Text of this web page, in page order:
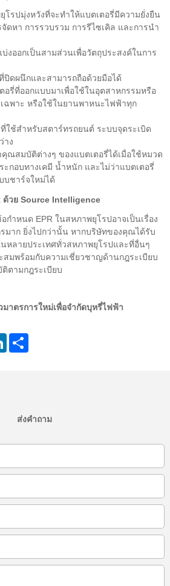
โรปมุ่งหวังที่จะทำให้แบตเตอรี่มีความยั่งยืน
ดหา การรวบรวม การรีไซเคิล และการนำ
งออกเป็นสามส่วนเพื่อวัตถุประสงค์ในการ
ปิดผนึกและสามารถถือด้วยมือได้
อรี่ที่ออกแบบมาเพื่อใช้ในอุตสาหกรรมหรือ
ฉพาะ หรือใช้ในยานพาหนะไฟฟ้าทุก
ใช้สำหรับสตาร์ทรถยนต์ ระบบจุดระเบิด
าง
ณสมบัติต่างๆ ของแบตเตอรี่ได้เมื่อใช้หมวด
ะกอบทางเคมี น้ำหนัก และไม่ว่าแบตเตอรี่
บชาร์จใหม่ได้
ด้วย Source Intelligence
กำหนด EPR ในสหภาพยุโรปอาจเป็นเรื่อง
มาก ยิ่งไปกว่านั้น หากบริษัทของคุณได้รับ
หลายประเทศทั่วสหภาพยุโรปและที่อื่นๆ
ะสมพร้อมกับความเชี่ยวชาญด้านกฎระเบียบ
ตามกฎระเบียบ
าตรการใหม่เพื่อจำกัดบุหรี่ไฟฟ้า
LinkedIn
ส่งคำถาม